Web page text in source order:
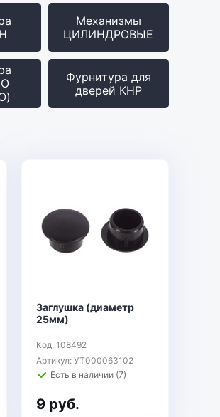
Механизмы
ЦИЛИНДРОВЫЕ
Фурнитура для
дверей КНР
Заглушка (диаметр
25мм)
Код: 108492
Артикул: УТ000063102
Есть в наличии (7)
9 руб.